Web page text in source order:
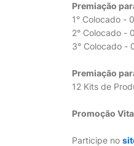
Premiação
1° Colocado -
2° Colocado -
3° Colocado -
Premiação
12 Kits de
Promoção
Participe no